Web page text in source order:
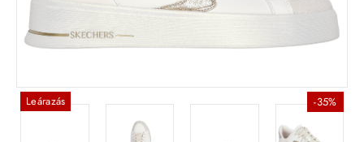
Leárazás -35%